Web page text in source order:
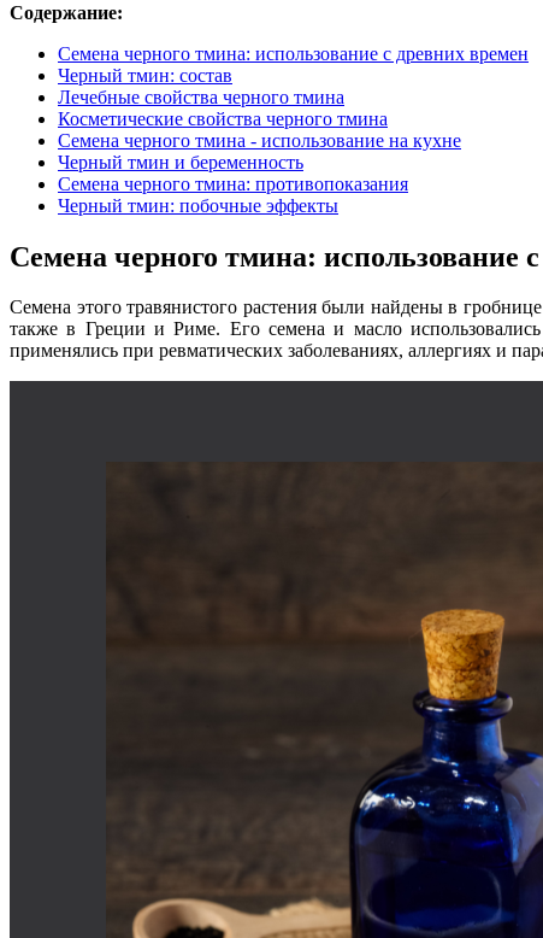
Содержание:
Семена черного тмина: использование с древних времен
Черный тмин: состав
Лечебные свойства черного тмина
Косметические свойства черного тмина
Семена черного тмина - использование на кухне
Черный тмин и беременность
Семена черного тмина: противопоказания
Черный тмин: побочные эффекты
Семена черного тмина: использование
Семена этого травянистого растения были найдены в
также в Греции и Риме. Его семена и масло
применялись при ревматических заболеваниях, аллергиях и